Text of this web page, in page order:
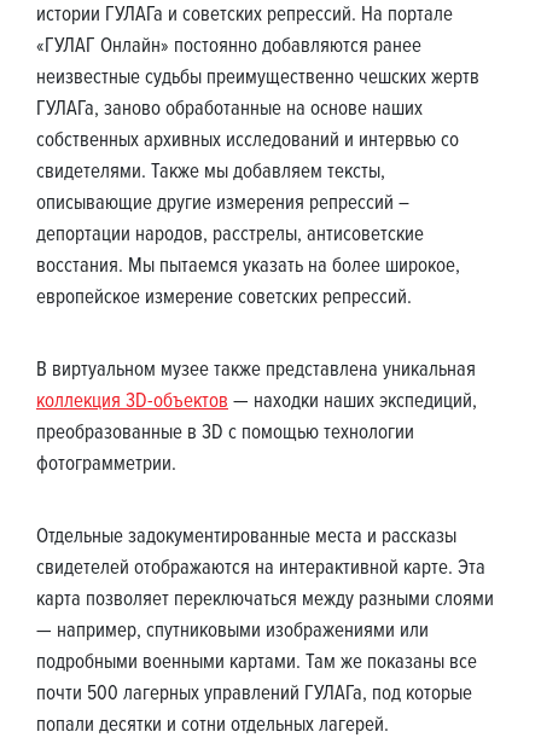
истории ГУЛАГа и советских репрессий. На портале
«ГУЛАГ Онлайн» постоянно добавляются ранее
неизвестные судьбы преимущественно чешских жертв
ГУЛАГа, заново обработанные на основе наших
собственных архивных исследований и интервью со
свидетелями. Также мы добавляем тексты,
описывающие другие измерения репрессий –
депортации народов, расстрелы, антисоветские
восстания. Мы пытаемся указать на более широкое,
европейское измерение советских репрессий.
В виртуальном музее также представлена ​​уникальная
коллекция 3D-объектов— находки наших экспедиций,
преобразованные в 3D с помощью технологии
фотограмметрии.
Отдельные задокументированные места и рассказы
свидетелей отображаются на интерактивной карте. Эта
карта позволяет переключаться между разными слоями
— например, спутниковыми изображениями или
подробными военными картами. Там же показаны все
почти 500 лагерных управлений ГУЛАГа, под которые
попали десятки и сотни отдельных лагерей.